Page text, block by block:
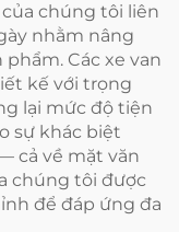
chúng tôi liên
nhằm nâng
Các xe van
kế với trọng
lại mức độ tiện
sự khác biệt
cả về mặt văn
chúng tôi được
để đáp ứng đa